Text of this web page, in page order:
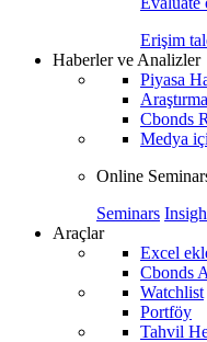
Erişim
Haberler ve Analizler
Piyasa
Cbonds
Medya
Online
Seminars
Araçlar
Excel
Cbonds
Watchlist
Portföy
Tahvil